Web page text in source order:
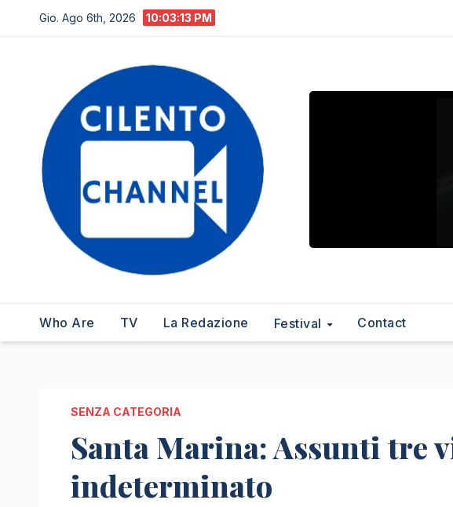
al
Gio. Ago 6th, 2026 10:03:14 PM
Who Are TV La Redazione Festival Contact
SENZA CATEGORIA
Santa Marina: Assunti tre
indeterminato